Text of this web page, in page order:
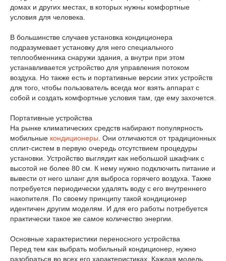
домах и других местах, в которых нужны комфортные
условия для человека.
В большинстве случаев установка кондиционера
подразумевает установку для него специального
теплообменника снаружи здания, а внутри при этом
устанавливается устройство для управления потоком
воздуха. Но также есть и портативные версии этих устройств
для того, чтобы пользователь всегда мог взять аппарат с
собой и создать комфортные условия там, где ему захочется.
Портативные устройства
На рынке климатических средств набирают популярность
мобильные кондиционеры . Они отличаются от традиционных
сплит-систем в первую очередь отсутствием процедуры
установки. Устройство выглядит как небольшой шкафчик с
высотой не более 80 см. К нему нужно подключить питание и
вывести от него шланг для выброса горячего воздуха. Также
потребуется периодически удалять воду с его внутреннего
накопителя. По своему принципу такой кондиционер
идентичен другим моделям. И для его работы потребуется
практически такое же самое количество энергии.
Основные характеристики переносного устройства
Перед тем как выбрать мобильный кондиционер, нужно
разобраться во всех его характеристиках. Каждая модель